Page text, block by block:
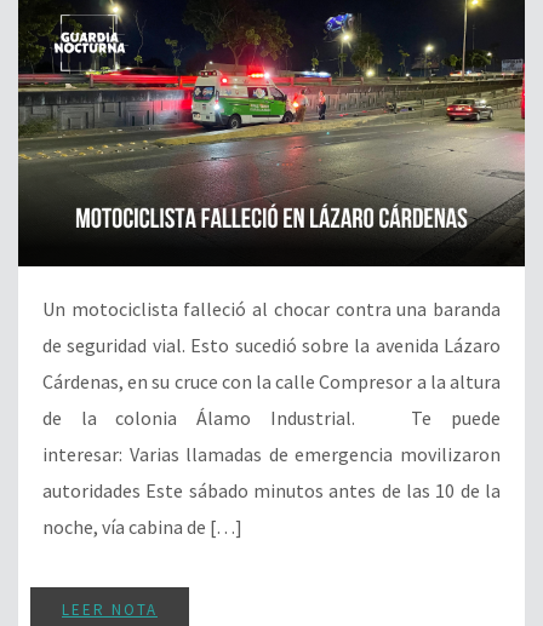
Un motociclista falleció al chocar contra una baranda
de seguridad vial. Esto sucedió sobre la avenida Lázaro
Cárdenas, en su cruce con la calle Compresor a la altura
de la colonia Álamo Industrial. Te puede
interesar: Varias llamadas de emergencia movilizaron
autoridades Este sábado minutos antes de las 10 de la
noche, vía cabina de […]
LEER NOTA